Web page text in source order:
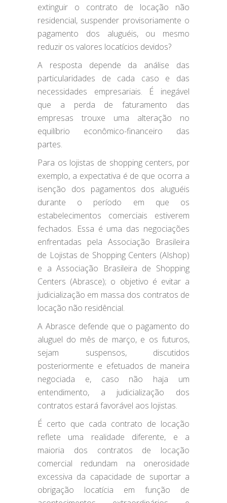
extinguir o contrato de locação não
residencial, suspender provisoriamente o
pagamento dos aluguéis, ou mesmo
reduzir os valores locatícios devidos?
A resposta depende da análise das
particularidades de cada caso e das
necessidades empresariais. É inegável
que a perda de faturamento das
empresas trouxe uma alteração no
equilíbrio econômico-financeiro das
partes.
Para os lojistas de shopping centers, por
exemplo, a expectativa é de que ocorra a
isenção dos pagamentos dos aluguéis
durante o período em que os
estabelecimentos comerciais estiverem
fechados. Essa é uma das negociações
enfrentadas pela Associação Brasileira
de Lojistas de Shopping Centers (Alshop)
e a Associação Brasileira de Shopping
Centers (Abrasce); o objetivo é evitar a
judicialização em massa dos contratos de
locação não residêncial.
A Abrasce defende que o pagamento do
aluguel do mês de março, e os futuros,
sejam suspensos, discutidos
posteriormente e efetuados de maneira
negociada e, caso não haja um
entendimento, a judicialização dos
contratos estará favorável aos lojistas.
É certo que cada contrato de locação
reflete uma realidade diferente, e a
maioria dos contratos de locação
comercial redundam na onerosidade
excessiva da capacidade de suportar a
obrigação locatícia em função de